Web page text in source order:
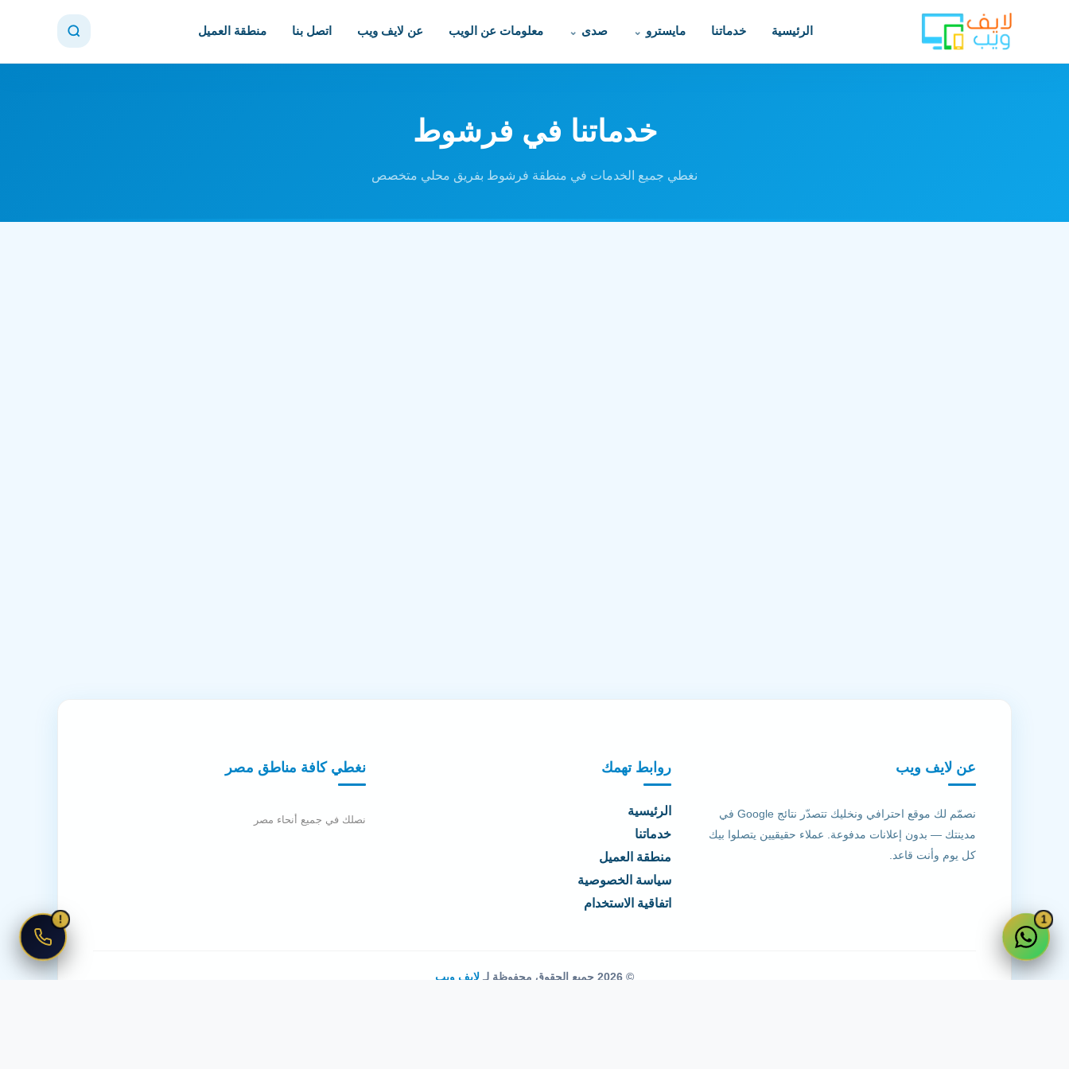
الرئيسية خدماتنا مايسترو صدى معلومات عن الويب عن لايف ويب اتصل بنا منطقة العميل
خدماتنا في فرشوط
نغطي جميع الخدمات في منطقة فرشوط بفريق محلي متخصص
عن لايف ويب
نصمّم لك موقع احترافي ونخليك تتصدّر نتائج Google في
مدينتك — بدون إعلانات مدفوعة. عملاء حقيقيين يتصلوا بيك
كل يوم وأنت قاعد.
روابط تهمك
الرئيسية
خدماتنا
منطقة العميل
سياسة الخصوصية
اتفاقية الاستخدام
نغطي كافة مناطق مصر
نصلك في جميع أنحاء مصر
© 2026 جميع الحقوق محفوظة لـ لايف ويب
1
!